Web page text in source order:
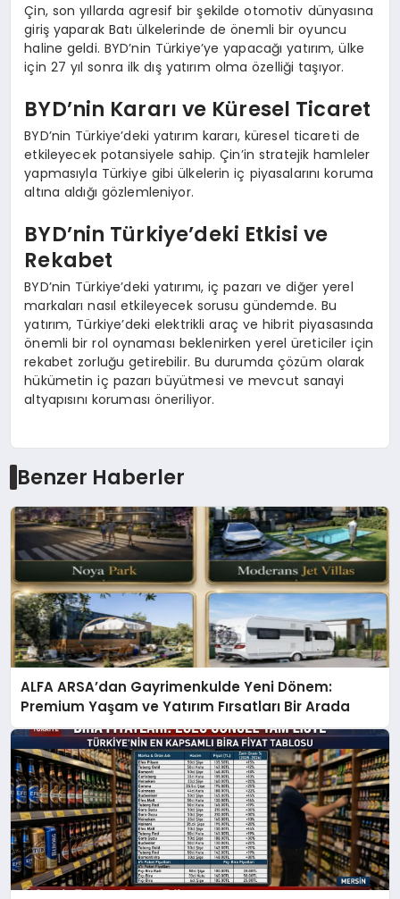
Çin, son yıllarda agresif bir şekilde otomotiv dünyasına
giriş yaparak Batı ülkelerinde de önemli bir oyuncu
haline geldi. BYD’nin Türkiye’ye yapacağı yatırım, ülke
için 27 yıl sonra ilk dış yatırım olma özelliği taşıyor.
BYD’nin Kararı ve Küresel Ticaret
BYD’nin Türkiye’deki yatırım kararı, küresel ticareti de
etkileyecek potansiyele sahip. Çin’in stratejik hamleler
yapmasıyla Türkiye gibi ülkelerin iç piyasalarını koruma
altına aldığı gözlemleniyor.
BYD’nin Türkiye’deki Etkisi ve
Rekabet
BYD’nin Türkiye’deki yatırımı, iç pazarı ve diğer yerel
markaları nasıl etkileyecek sorusu gündemde. Bu
yatırım, Türkiye’deki elektrikli araç ve hibrit piyasasında
önemli bir rol oynaması beklenirken yerel üreticiler için
rekabet zorluğu getirebilir. Bu durumda çözüm olarak
hükümetin iç pazarı büyütmesi ve mevcut sanayi
altyapısını koruması öneriliyor.
Benzer Haberler
ALFA ARSA’dan Gayrimenkulde Yeni Dönem:
Premium Yaşam ve Yatırım Fırsatları Bir Arada